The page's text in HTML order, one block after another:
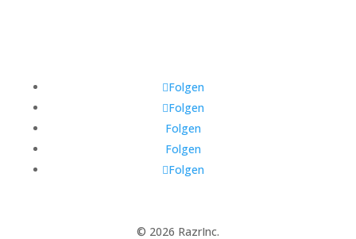
Folgen
Folgen
Folgen
Folgen
Folgen
© 2026 RazrInc.